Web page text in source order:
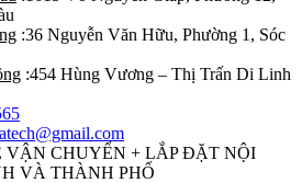
:36 Nguyễn Văn Hữu, Phường 1, Sóc
:454 Hùng Vương – Thị Trấn Di Linh
VẬN CHUYỂN + LẮP ĐẶT NỘI
VÀ THÀNH PHỐ